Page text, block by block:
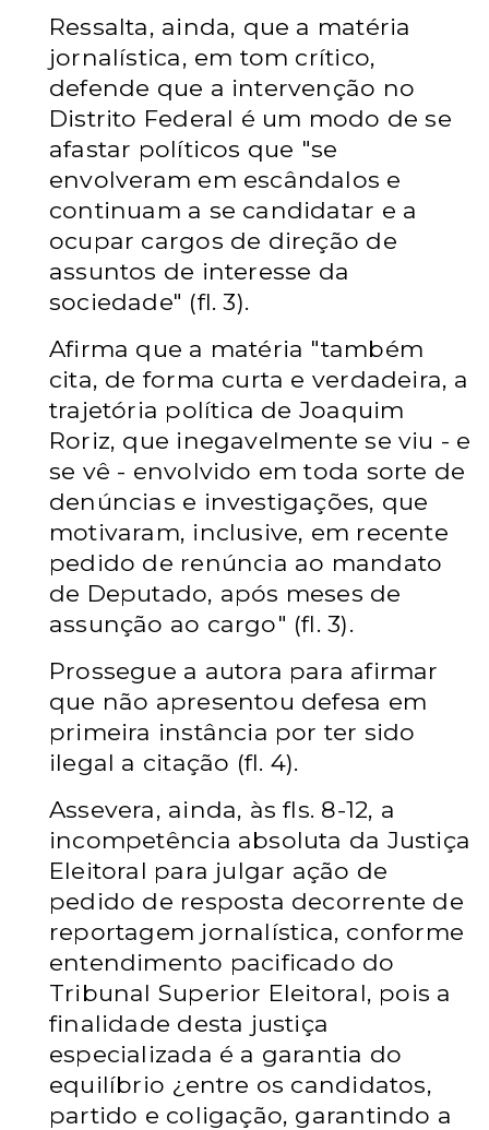
Ressalta, ainda, que a matéria
jornalística, em tom crítico,
defende que a intervenção no
Distrito Federal é um modo de se
afastar políticos que "se
envolveram em escândalos e
continuam a se candidatar e a
ocupar cargos de direção de
assuntos de interesse da
sociedade" (fl. 3).
Afirma que a matéria "também
cita, de forma curta e verdadeira, a
trajetória política de Joaquim
Roriz, que inegavelmente se viu - e
se vê - envolvido em toda sorte de
denúncias e investigações, que
motivaram, inclusive, em recente
pedido de renúncia ao mandato
de Deputado, após meses de
assunção ao cargo" (fl. 3).
Prossegue a autora para afirmar
que não apresentou defesa em
primeira instância por ter sido
ilegal a citação (fl. 4).
Assevera, ainda, às fls. 8-12, a
incompetência absoluta da Justiça
Eleitoral para julgar ação de
pedido de resposta decorrente de
reportagem jornalística, conforme
entendimento pacificado do
Tribunal Superior Eleitoral, pois a
finalidade desta justiça
especializada é a garantia do
equilíbrio ¿entre os candidatos,
partido e coligação, garantindo a